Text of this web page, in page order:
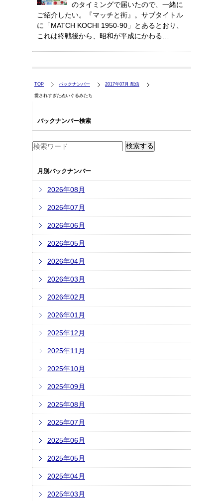
のタイミングで届いたので、一緒に
ご紹介したい。『マッチと街』。サブタイトル
に「MATCH KOCHI 1950-90」とあるとおり、
これは終戦後から、昭和が平成にかわる…
TOP バックナンバー 2017年07月 配信
愛されすぎたぬいぐるみたち
バックナンバー検索
月別バックナンバー
2026年08月
2026年07月
2026年06月
2026年05月
2026年04月
2026年03月
2026年02月
2026年01月
2025年12月
2025年11月
2025年10月
2025年09月
2025年08月
2025年07月
2025年06月
2025年05月
2025年04月
2025年03月